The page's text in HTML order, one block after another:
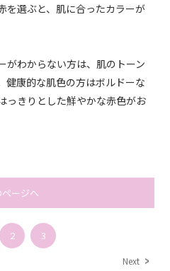
を選ぶと、肌に合ったカラーが
がわからない方は、肌のトーン
健康的な肌色の方はボルドーな
っきりとした鮮やかな赤色がお
ージへ
2 3
Next